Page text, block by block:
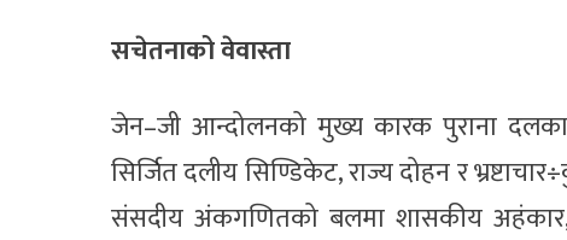
सचेतनाको वेवास्ता
जेन–जी आन्दोलनको मुख्य कारक पुराना दलका
सिर्जित दलीय सिण्डिकेट, राज्य दोहन र
संसदीय अंकगणितको बलमा शासकीय